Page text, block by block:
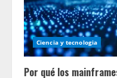
Ciencia y tecnologia
Por qué los